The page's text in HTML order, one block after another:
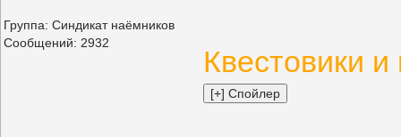
Группа: Синдикат наёмников
Сообщений: 2932
Квестовики